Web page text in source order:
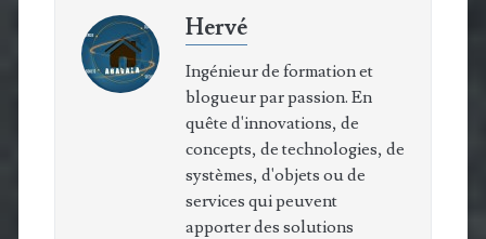
Hervé
Ingénieur de formation et
blogueur par passion. En
quête d'innovations, de
concepts, de technologies, de
systèmes, d'objets ou de
services qui peuvent
apporter des solutions